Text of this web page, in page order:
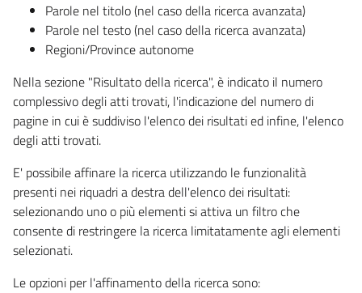
Parole nel titolo (nel caso della ricerca avanzata)
Parole nel testo (nel caso della ricerca avanzata)
Regioni/Province autonome
Nella sezione "Risultato della ricerca", è indicato il numero
complessivo degli atti trovati, l'indicazione del numero di
pagine in cui è suddiviso l'elenco dei risultati ed infine, l'elenco
degli atti trovati.
E' possibile affinare la ricerca utilizzando le funzionalità
presenti nei riquadri a destra dell'elenco dei risultati:
selezionando uno o più elementi si attiva un filtro che
consente di restringere la ricerca limitatamente agli elementi
selezionati.
Le opzioni per l'affinamento della ricerca sono: